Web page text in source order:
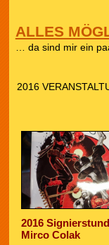
ALLES
… da sind mir ein
2016
2016
Mirco Colak